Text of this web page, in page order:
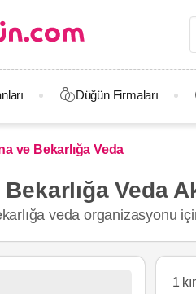
Düğün Firmaları
ve Bekarlığa Veda
Bekarlığa Veda
veda organizasyonu
1